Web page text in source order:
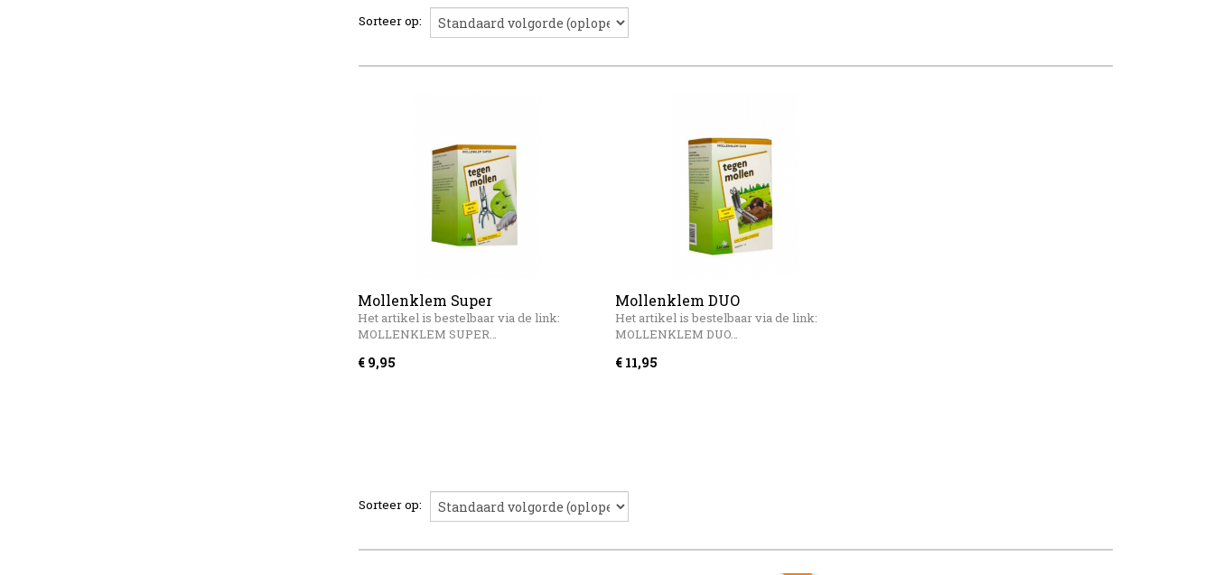
Sorteer op:
Mollenklem Super
gegalvaniseerd Luxan
Het artikel is bestelbaar via de link:
MOLLENKLEM SUPER…
€ 9,95
Mollenklem DUO
gegalvaniseerd Luxan
Het artikel is bestelbaar via de link:
MOLLENKLEM DUO…
€ 11,95
Sorteer op: